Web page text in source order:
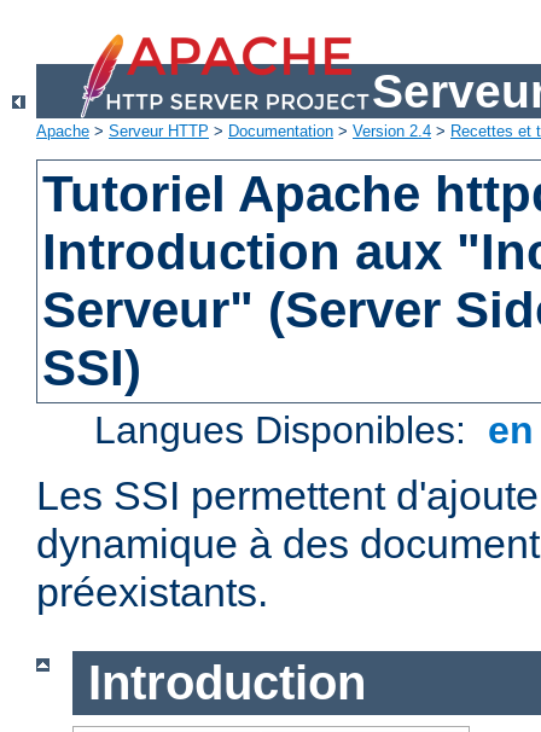
Apache > Serveur HTTP > Documentation > Version 2.4 > Recettes et
Tutoriel Apache
Introduction aux
Serveur" (Server
SSI)
Langues Disponibles:
Les SSI permettent
dynamique à des
préexistants.
Introduction